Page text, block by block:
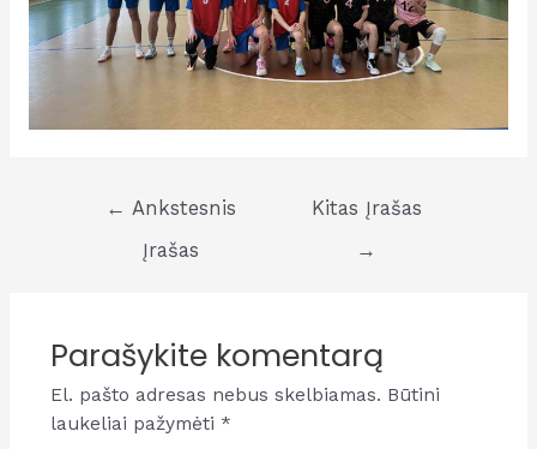
Navigacija
← Ankstesnis
Įrašas
Kitas Įrašas
→
Parašykite komentarą
El. pašto adresas nebus skelbiamas. Būtini
laukeliai pažymėti *